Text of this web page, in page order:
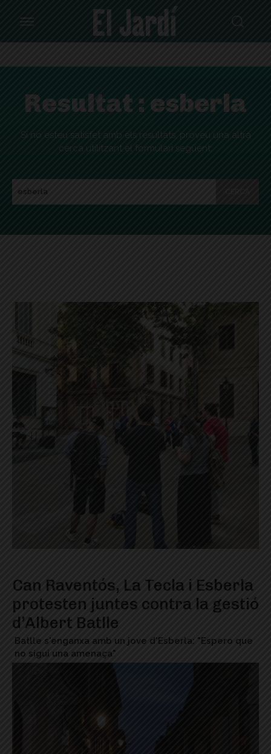
Resultat : esberla
Si no esteu satisfet amb els resultats, proveu una altra
cerca utilitzant el formulari següent:
Can Raventós, La Tecla i Esberla
protesten juntes contra la gestió
d’Albert Batlle
Batlle s'enganxa amb un jove d'Esberla: "Espero que
no sigui una amenaça"